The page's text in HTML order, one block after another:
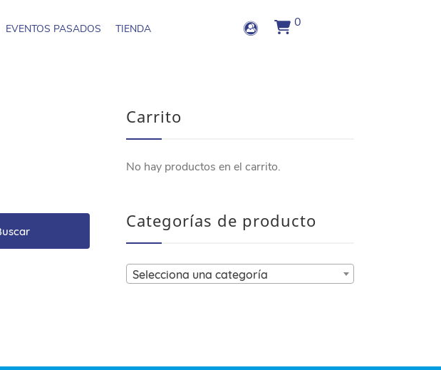
EVENTOS PASADOS TIENDA 0
Carrito
No hay productos en el carrito.
Categorías de producto
Selecciona una categoría